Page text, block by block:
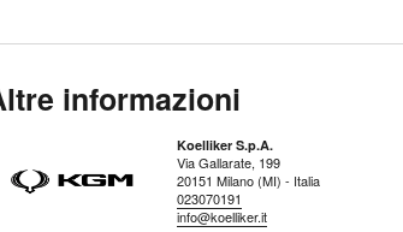
informazioni
Koelliker S.p.A.
Via Gallarate, 199
20151 Milano (MI) - Italia
023070191
info@koelliker.it